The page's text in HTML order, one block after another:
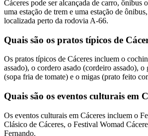
Cáceres pode ser alcançada de carro, ônibus
uma estação de trem e uma estação de
localizada perto da rodovia A-66.
Quais são os pratos típicos de
Os pratos típicos de Cáceres incluem o
assado), o cordero asado (cordeiro assado), o
(sopa fria de tomate) e o migas (prato feito
Quais são os eventos culturais em
Os eventos culturais em Cáceres incluem o
Clásico de Cáceres, o Festival Womad
Fernando.